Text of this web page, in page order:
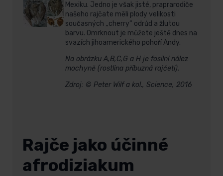
Mexiku. Jedno je však jisté, praprarodiče
našeho rajčate měli plody velikosti
současných „cherry“ odrůd a žlutou
barvu. Omrknout je můžete ještě dnes na
svazích jihoamerického pohoří Andy.
Na obrázku A,B,C,G a H je fosilní nález
mochyně (rostlina příbuzná rajčeti).
Zdroj: © Peter Wilf a kol., Science, 2016
Rajče jako účinné
afrodiziakum